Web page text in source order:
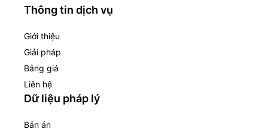
Thông tin dịch vụ
Giới thiệu
Giải pháp
Bảng giá
Liên hệ
Dữ liệu pháp lý
Bản án